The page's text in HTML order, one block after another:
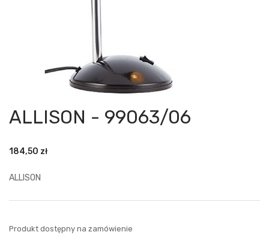
ALLISON - 99063/06
184,50 zł
ALLISON
Produkt dostępny na zamówienie